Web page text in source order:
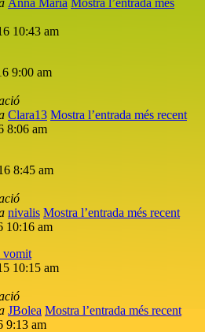
10:43 am
9:00 am
Clara13 Mostra l’entrada més recent
8:06 am
8:45 am
nivalis Mostra l’entrada més recent
10:16 am
vomit
10:15 am
JBolea Mostra l’entrada més recent
9:13 am